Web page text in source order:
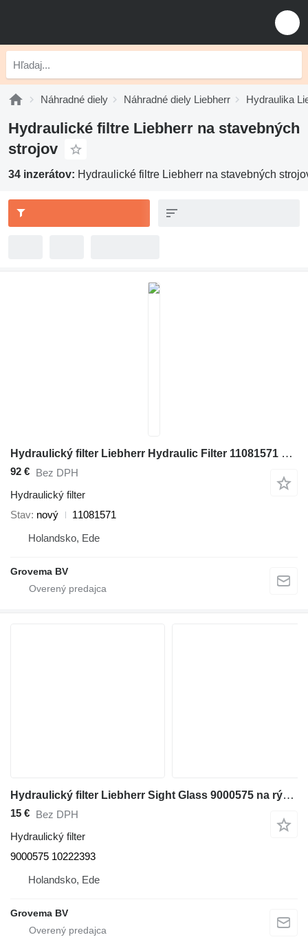
Náhradné diely Náhradné diely Liebherr Hydraulika
Hydraulické filtre Liebherr na stavebných
strojov
34 inzerátov: Hydraulické filtre Liebherr na stavebných
Hydraulický filter Liebherr Hydraulic Filter 11081571 na stavebného stroja
92 € Bez DPH
Hydraulický filter
Stav nový
11081571
Holandsko, Ede
Grovema BV
Hydraulický filter Liebherr Sight Glass 9000575 na rýpadla Liebherr A308/A309 Li/A310/A311 Li /A312 Li /A314 Li
15 € Bez DPH
Hydraulický filter
9000575 10222393
Holandsko, Ede
Grovema BV